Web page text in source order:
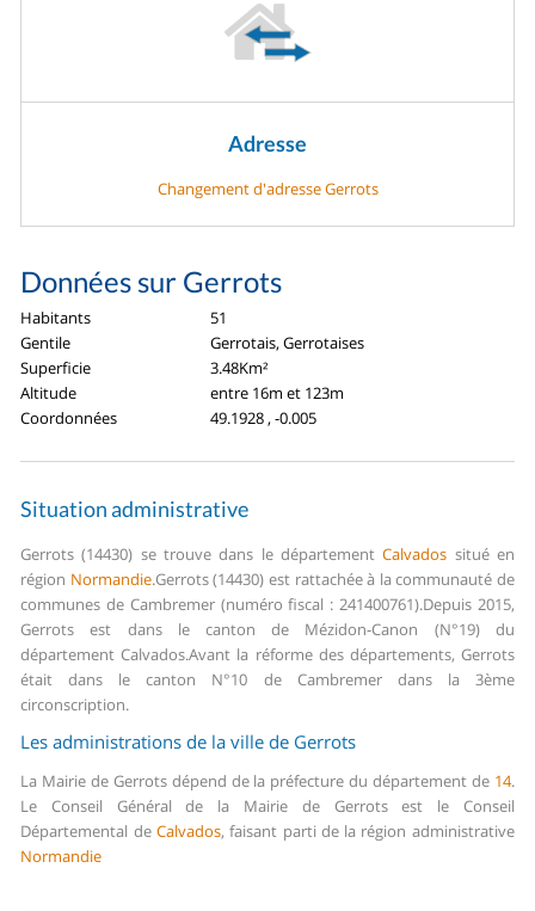
Adresse
Changement d'adresse Gerrots
Données sur Gerrots
Habitants
51
Gentile
Gerrotais, Gerrotaises
Superficie
3.48Km²
Altitude
entre 16m et 123m
Coordonnées
49.1928 , -0.005
Situation administrative
Gerrots (14430) se trouve dans le départementCalvados situé en
région Normandie.Gerrots (14430) est rattachée à la communauté de
communes de Cambremer (numéro fiscal : 241400761).Depuis 2015,
Gerrots est dans le canton de Mézidon-Canon (N°19) du
département Calvados.Avant la réforme des départements, Gerrots
était dans le canton N°10 de Cambremer dans la 3ème
circonscription.
Les administrations de la ville de Gerrots
La Mairie de Gerrots dépend de la préfecture du département de 14.
Le Conseil Général de la Mairie de Gerrots est le Conseil
Départemental de Calvados, faisant parti de la région administrative
Normandie